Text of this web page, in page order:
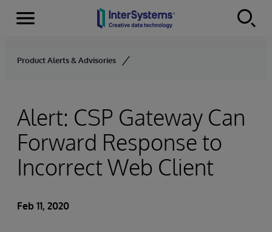
Skip to content
Menu
Product Alerts & Advisories
Alert: CSP Gateway Can
Forward Response to
Incorrect Web Client
Feb 11, 2020